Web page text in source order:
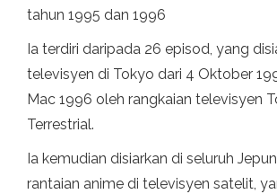
tahun 1995 dan 1996
Ia terdiri daripada 26 episod, yang
televisyen di Tokyo dari 4 Oktober
Mac 1996 oleh rangkaian televisyen
Terrestrial.
Ia kemudian disiarkan di seluruh
rantaian anime di televisyen satelit,